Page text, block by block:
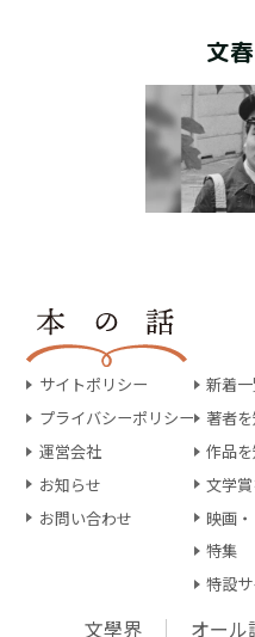
文
サイトポリシー
プライバシーポリシー
運営会社
お知らせ
お問い合わせ
新着一
著者
作品を
文学
映画
特集
特設サ
文學界 オール